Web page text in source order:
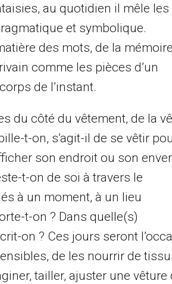
au quotidien il mêle les
et symbolique.
des mots, de la
comme les pièces d’un
de l’instant.
du côté du vêtement, de la
t-on, s’agit-il de se vêtir
son endroit ou son
t-on de soi à travers le
à un moment, à un lieu
t-on ? Dans quelle(s)
on ? Ces jours seront
de les nourrir de
tailler, ajuster une